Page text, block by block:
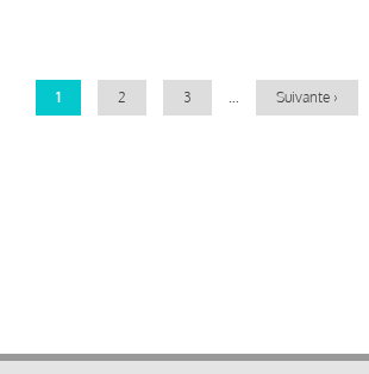
Page
1 Page
2 Page
3
Page
Suivante ›